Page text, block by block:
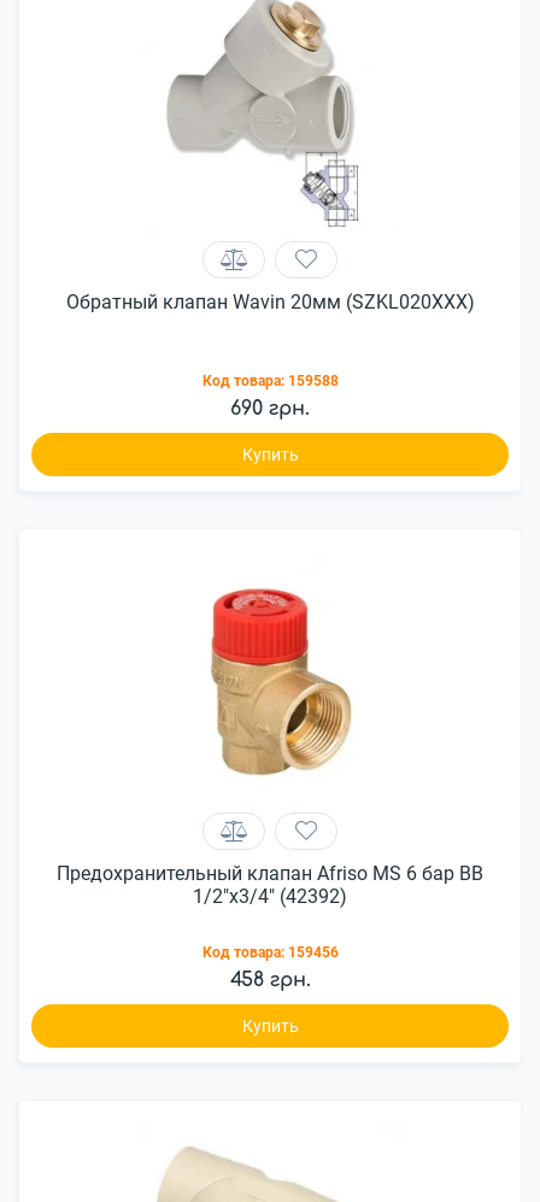
Обратный клапан Wavin 20мм (SZKL020XXX)
Код товара: 159588
690 грн.
Купить
Предохранительный клапан Afriso MS 6 бар ВВ
1/2"x3/4" (42392)
Код товара: 159456
458 грн.
Купить